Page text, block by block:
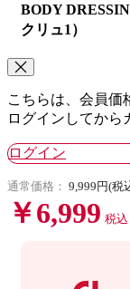
BODY
クリュ1）
こちらは、会員価
ログインしてから
ログイン
通常価格： 9,999円(税
￥6,999 税込